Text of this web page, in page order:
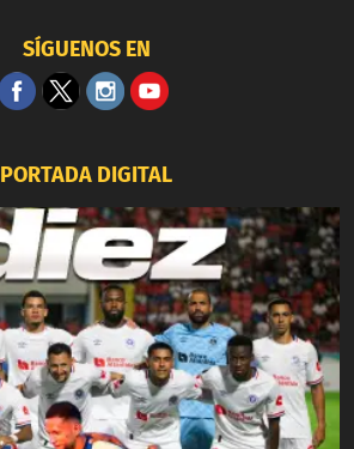
SÍGUENOS EN
PORTADA DIGITAL